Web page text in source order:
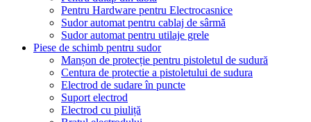
Pentru Hardware pentru Electrocasnice
Sudor automat pentru cablaj de sârmă
Sudor automat pentru utilaje grele
Piese de schimb pentru sudor
Manșon de protecție pentru pistoletul de sudură
Centura de protectie a pistoletului de sudura
Electrod de sudare în puncte
Suport electrod
Electrod cu piuliță